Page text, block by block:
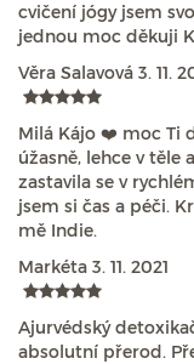
cvičení jógy jsem
jednou moc děkuji
Věra Salavová 3. 11.
Milá Kájo ❤️ moc Ti
úžasně, lehce v těle
zastavila se v
jsem si čas a péči.
mě Indie.
Markéta 3. 11. 2021
Ajurvédský
absolutní přerod.